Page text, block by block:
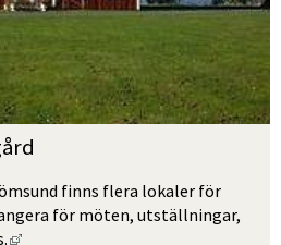
finns flera lokaler för
för möten, utställningar,
Länk till annan webbplats,